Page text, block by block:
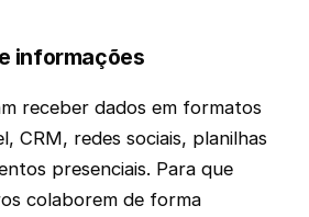
informações
receber dados em formatos
CRM, redes sociais, planilhas
presenciais. Para que
colaborem de forma